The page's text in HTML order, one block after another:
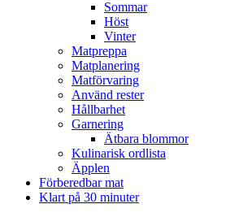
Sommar
Höst
Vinter
Matpreppa
Matplanering
Matförvaring
Använd rester
Hållbarhet
Garnering
Ätbara blommor
Kulinarisk ordlista
Äpplen
Förberedbar mat
Klart på 30 minuter